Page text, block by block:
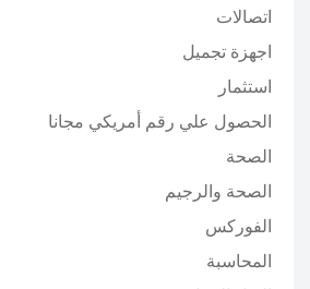
اتصالات
اجهزة تجميل
استثمار
الحصول علي رقم أمريكي مجانا
الصحة
الصحة والرجيم
الفوركس
المحاسبة